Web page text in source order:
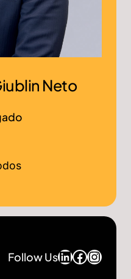
Neto
da Silva
Follow UsLinkedIn